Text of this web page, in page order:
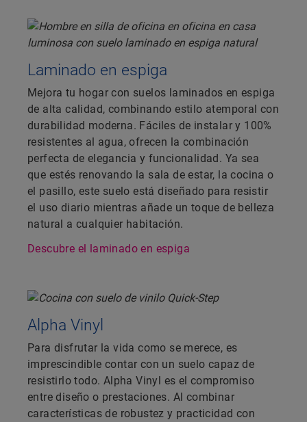
Laminado en espiga
Mejora tu hogar con suelos laminados en espiga
de alta calidad, combinando estilo atemporal con
durabilidad moderna. Fáciles de instalar y 100%
resistentes al agua, ofrecen la combinación
perfecta de elegancia y funcionalidad. Ya sea
que estés renovando la sala de estar, la cocina o
el pasillo, este suelo está diseñado para resistir
el uso diario mientras añade un toque de belleza
natural a cualquier habitación.
Descubre el laminado en espiga
Alpha Vinyl
Para disfrutar la vida como se merece, es
imprescindible contar con un suelo capaz de
resistirlo todo. Alpha Vinyl es el compromiso
entre diseño o prestaciones. Al combinar
características de robustez y practicidad con